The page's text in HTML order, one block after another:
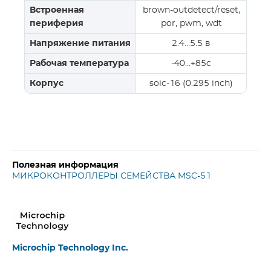
Встроенная
периферия
brown-outdetect/reset,
por, pwm, wdt
Напряжение питания 2.4…5.5 в
Рабочая температура -40…+85c
Корпус soic-16 (0.295 inch)
Полезная информация
МИКРОКОНТРОЛЛЕРЫ СЕМЕЙСТВА MSC-51
Microchip Technology Inc.